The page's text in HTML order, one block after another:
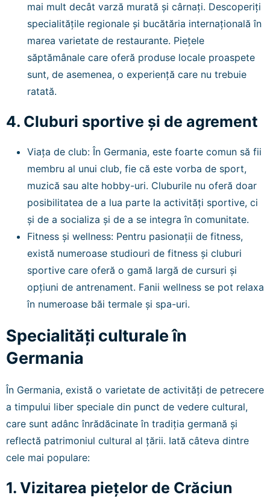
mai mult decât varză murată și cârnați. Descoperiți
specialitățile regionale și bucătăria internațională în
marea varietate de restaurante. Piețele
săptămânale care oferă produse locale proaspete
sunt, de asemenea, o experiență care nu trebuie
ratată.
4. Cluburi sportive și de agrement
Viața de club: În Germania, este foarte comun să fii
membru al unui club, fie că este vorba de sport,
muzică sau alte hobby-uri. Cluburile nu oferă doar
posibilitatea de a lua parte la activități sportive, ci
și de a socializa și de a se integra în comunitate.
Fitness și wellness: Pentru pasionații de fitness,
există numeroase studiouri de fitness și cluburi
sportive care oferă o gamă largă de cursuri și
opțiuni de antrenament. Fanii wellness se pot relaxa
în numeroase băi termale și spa-uri.
Specialități culturale în
Germania
În Germania, există o varietate de activități de petrecere
a timpului liber speciale din punct de vedere cultural,
care sunt adânc înrădăcinate în tradiția germană și
reflectă patrimoniul cultural al țării. Iată câteva dintre
cele mai populare:
1. Vizitarea piețelor de Crăciun